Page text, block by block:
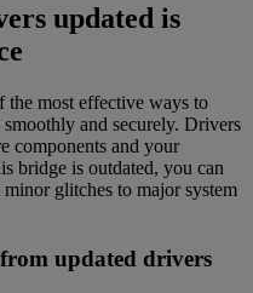
updated is
the most effective ways to
and securely. Drivers
components and your
bridge is outdated, you can
glitches to major system
updated drivers